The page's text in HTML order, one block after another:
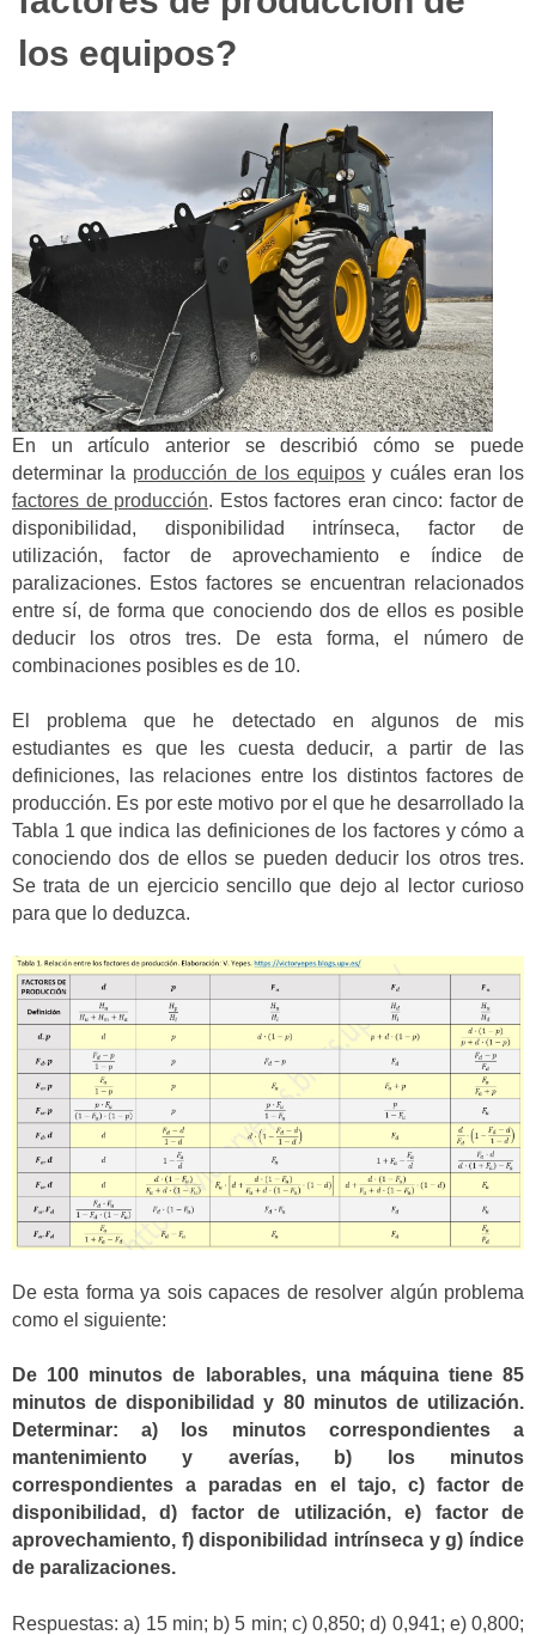
los equipos?
En un artículo anterior se describió cómo se puede
determinar la producción de los equipos y cuáles eran los
factores de producción. Estos factores eran cinco: factor de
disponibilidad, disponibilidad intrínseca, factor de
utilización, factor de aprovechamiento e índice de
paralizaciones. Estos factores se encuentran relacionados
entre sí, de forma que conociendo dos de ellos es posible
deducir los otros tres. De esta forma, el número de
combinaciones posibles es de 10.
El problema que he detectado en algunos de mis
estudiantes es que les cuesta deducir, a partir de las
definiciones, las relaciones entre los distintos factores de
producción. Es por este motivo por el que he desarrollado la
Tabla 1 que indica las definiciones de los factores y cómo a
conociendo dos de ellos se pueden deducir los otros tres.
Se trata de un ejercicio sencillo que dejo al lector curioso
para que lo deduzca.
De esta forma ya sois capaces de resolver algún problema
como el siguiente:
De 100 minutos de laborables, una máquina tiene 85
minutos de disponibilidad y 80 minutos de utilización.
Determinar: a) los minutos correspondientes a
mantenimiento y averías, b) los minutos
correspondientes a paradas en el tajo, c) factor de
disponibilidad, d) factor de utilización, e) factor de
aprovechamiento, f) disponibilidad intrínseca y g) índice
de paralizaciones.
Respuestas: a) 15 min; b) 5 min; c) 0,850; d) 0,941; e) 0,800;